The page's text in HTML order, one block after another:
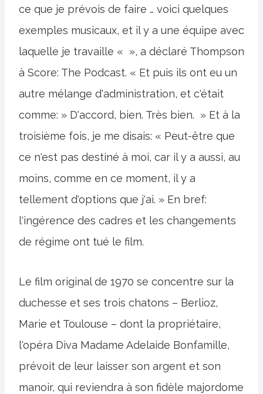
ce que je prévois de faire … voici quelques
exemples musicaux, et il y a une équipe avec
laquelle je travaille « », a déclaré Thompson
à Score: The Podcast. « Et puis ils ont eu un
autre mélange d'administration, et c'était
comme: » D'accord, bien. Très bien. » Et à la
troisième fois, je me disais: « Peut-être que
ce n'est pas destiné à moi, car il y a aussi, au
moins, comme en ce moment, il y a
tellement d'options que j'ai. » En bref:
l'ingérence des cadres et les changements
de régime ont tué le film.
Le film original de 1970 se concentre sur la
duchesse et ses trois chatons – Berlioz,
Marie et Toulouse – dont la propriétaire,
l'opéra Diva Madame Adelaide Bonfamille,
prévoit de leur laisser son argent et son
manoir, qui reviendra à son fidèle majordome